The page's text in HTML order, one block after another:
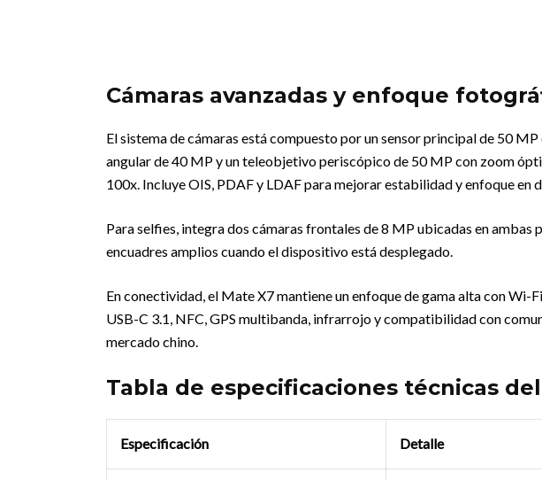
Cámaras avanzadas y enfoque
El sistema de cámaras está compuesto por un sensor principal de 50
angular de 40 MP y un teleobjetivo periscópico de 50 MP con zoom
100x. Incluye OIS, PDAF y LDAF para mejorar estabilidad y enfoque en
Para selfies, integra dos cámaras frontales de 8 MP ubicadas en ambas
encuadres amplios cuando el dispositivo está desplegado.
En conectividad, el Mate X7 mantiene un enfoque de gama alta con Wi-
USB-C 3.1, NFC, GPS multibanda, infrarrojo y compatibilidad con
mercado chino.
Tabla de especificaciones técnicas
Especificación Detalle